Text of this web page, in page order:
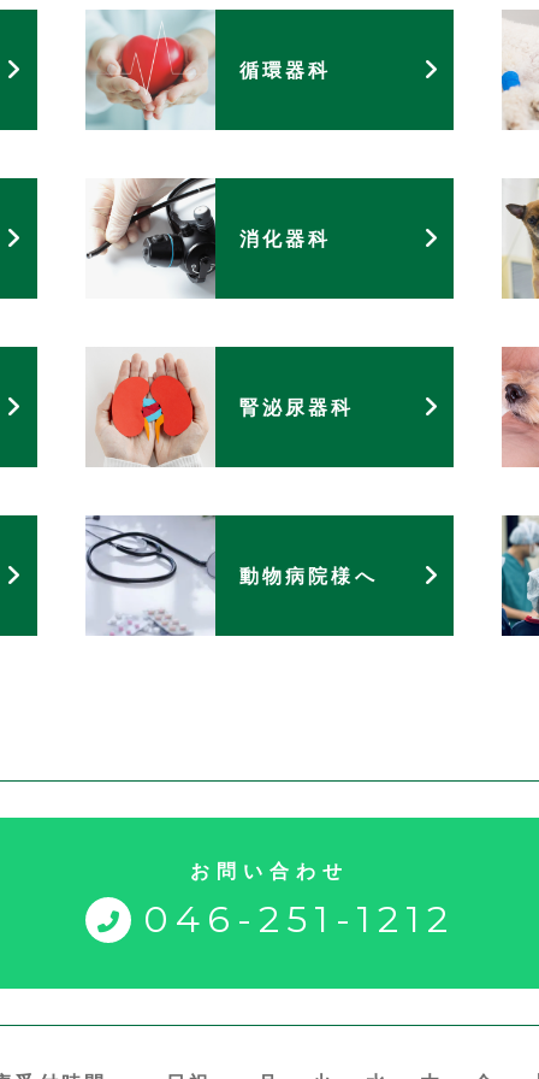
循環器科
消化器科
腎泌尿器科
動物病院様へ
お問い合わせ
046-251-1212